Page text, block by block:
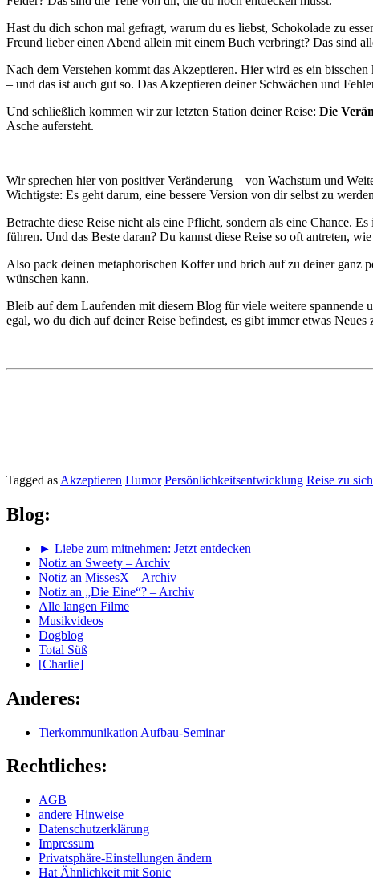
Hast du dich schon mal gefragt, warum du es liebst, Schokolade zu
Freund lieber einen Abend allein mit einem Buch verbringt? Das sind
Nach dem Verstehen kommt das Akzeptieren. Hier wird es ein
– und das ist auch gut so. Das Akzeptieren deiner Schwächen und
Und schließlich kommen wir zur letzten Station deiner Reise: Die
Asche aufersteht.
Wir sprechen hier von positiver Veränderung – von Wachstum und
Wichtigste: Es geht darum, eine bessere Version von dir selbst zu
Betrachte diese Reise nicht als eine Pflicht, sondern als eine Chance.
führen. Und das Beste daran? Du kannst diese Reise so oft antreten,
Also pack deinen metaphorischen Koffer und brich auf zu deiner ganz
wünschen kann.
Bleib auf dem Laufenden mit diesem Blog für viele weitere spannende
egal, wo du dich auf deiner Reise befindest, es gibt immer etwas Neues
Tagged as Akzeptieren Humor Persönlichkeitsentwicklung Reise zu
Blog:
► Liebe zum mitnehmen: Jetzt entdecken
Notiz an Sweety – Archiv
Notiz an MissesX – Archiv
Notiz an „Die Eine“? – Archiv
Alle langen Filme
Musikvideos
Dogblog
Total Süß
[Charlie]
Anderes:
Tierkommunikation Aufbau-Seminar
Rechtliches:
AGB
andere Hinweise
Datenschutzerklärung
Impressum
Privatsphäre-Einstellungen ändern
Hat Ähnlichkeit mit Sonic